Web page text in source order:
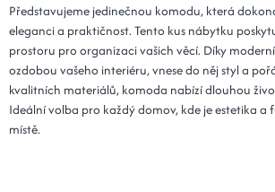
Představujeme jedinečnou komodu, která
eleganci a praktičnost. Tento kus nábytku
prostoru pro organizaci vašich věcí. Díky
ozdobou vašeho interiéru, vnese do něj styl a
kvalitních materiálů, komoda nabízí dlouhou
Ideální volba pro každý domov, kde je estetika a
místě.